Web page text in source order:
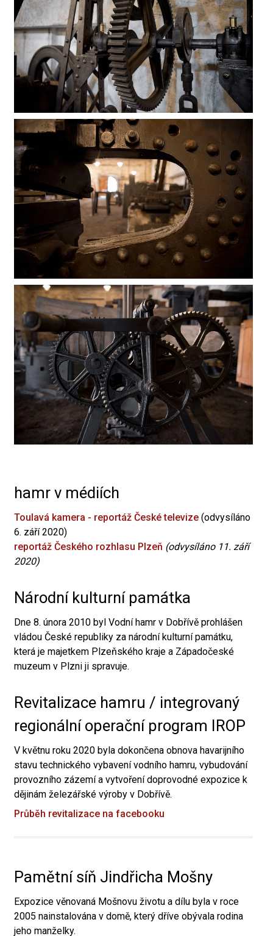
hamr v médiích
Toulavá kamera - reportáž České televize (odvysíláno
6. září 2020)
reportáž Českého rozhlasu Plzeň (odvysíláno 11. září
2020)
Národní kulturní památka
Dne 8. února 2010 byl Vodní hamr v Dobřívě prohlášen
vládou České republiky za národní kulturní památku,
která je majetkem Plzeňského kraje a Západočeské
muzeum v Plzni ji spravuje.
Revitalizace hamru / integrovaný
regionální operační program IROP
V květnu roku 2020 byla dokončena obnova havarijního
stavu technického vybavení vodního hamru, vybudování
provozního zázemí a vytvoření doprovodné expozice k
dějinám železářské výroby v Dobřívě.
Průběh revitalizace na facebooku
Pamětní síň Jindřicha Mošny
Expozice věnovaná Mošnovu životu a dílu byla v roce
2005 nainstalována v domě, který dříve obývala rodina
jeho manželky.